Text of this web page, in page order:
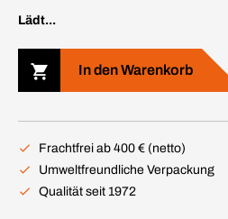
Lädt...
In den Warenkorb
Frachtfrei ab 400 € (netto)
Umweltfreundliche Verpackung
Qualität seit 1972